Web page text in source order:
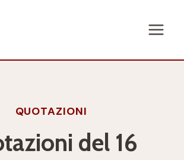
QUOTAZIONI
del 16